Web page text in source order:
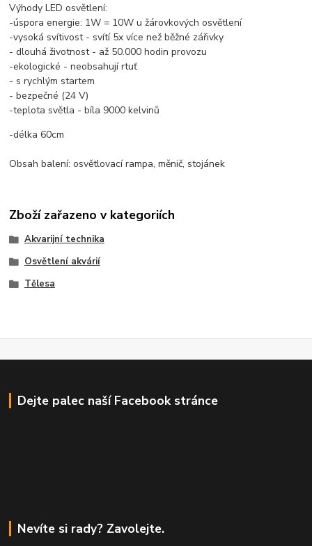
Výhody LED osvětlení:
-úspora energie: 1W = 10W u žárovkových osvětlení
-vysoká svítivost - svítí 5x více než běžné zářivky
- dlouhá životnost - až 50.000 hodin provozu
-ekologické - neobsahují rtuť
- s rychlým startem
- bezpečné (24 V)
-teplota světla - bíla 9000 kelvinů
-délka 60cm
Obsah balení: osvětlovací rampa, měnič, stojánek
Zboží zařazeno v kategoriích
Akvarijní technika
Osvětlení akvárií
Tělesa
Dejte palec naší Facebook stránce
Nevíte si rady? Zavolejte.